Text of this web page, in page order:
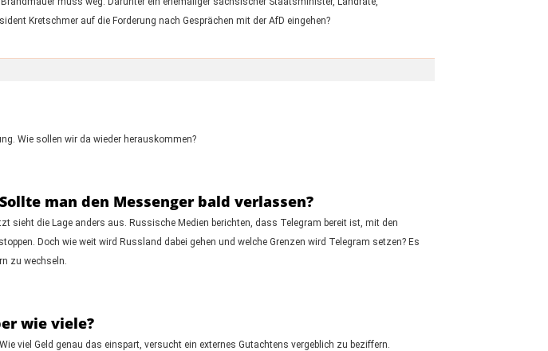
Kretschmer auf die Forderung nach Gesprächen mit der AfD eingehen?
Wie sollen wir da wieder herauskommen?
man den Messenger bald verlassen?
sieht die Lage anders aus. Russische Medien berichten, dass Telegram bereit ist, mit den
Doch wie weit wird Russland dabei gehen und welche Grenzen wird Telegram setzen? Es
zu wechseln.
wie viele?
viel Geld genau das einspart, versucht ein externes Gutachtens vergeblich zu beziffern.